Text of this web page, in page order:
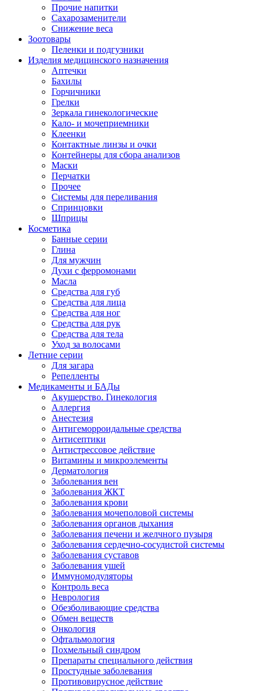
Прочие напитки
Сахарозаменители
Снижение веса
Зоотовары
Пеленки и подгузники
Изделия медицинского назначения
Аптечки
Бахилы
Горчичники
Грелки
Зеркала гинекологические
Кало- и мочеприемники
Клеенки
Контактные линзы и очки
Контейнеры для сбора анализов
Маски
Перчатки
Прочее
Системы для переливания
Спринцовки
Шприцы
Косметика
Банные серии
Глина
Для мужчин
Духи с ферромонами
Масла
Средства для губ
Средства для лица
Средства для ног
Средства для рук
Средства для тела
Уход за волосами
Летние серии
Для загара
Репелленты
Медикаменты и БАДы
Акушерство. Гинекология
Аллергия
Анестезия
Антигеморроидальные средства
Антисептики
Антистрессовое действие
Витамины и микроэлементы
Дерматология
Заболевания вен
Заболевания ЖКТ
Заболевания крови
Заболевания мочеполовой системы
Заболевания органов дыхания
Заболевания печени и желчного пузыря
Заболевания сердечно-сосудистой системы
Заболевания суставов
Заболевания ушей
Иммуномодуляторы
Контроль веса
Неврология
Обезболивающие средства
Обмен веществ
Онкология
Офтальмология
Похмельный синдром
Препараты специального действия
Простудные заболевания
Противовирусное действие